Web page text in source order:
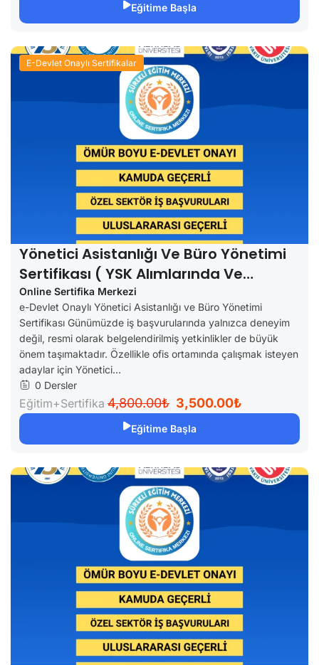
Eğitime Başla
E-Devlet Onaylı Sertifikalar
Yönetici Asistanlığı Ve Büro Yönetimi
Sertifikası ( YSK Alımlarında Ve
Özellerde Geçerli)
Online Sertifika Merkezi
e-Devlet Onaylı Yönetici Asistanlığı ve Büro Yönetimi
Sertifikası Günümüzde iş başvurularında yalnızca deneyim
değil, resmi olarak belgelendirilmiş yetkinlikler de büyük
önem taşımaktadır. Özellikle ofis ortamında çalışmak isteyen
adaylar için Yönetici...
0 Dersler
Eğitim+Sertifika 4,800.00₺ 3,500.00₺
Eğitime Başla